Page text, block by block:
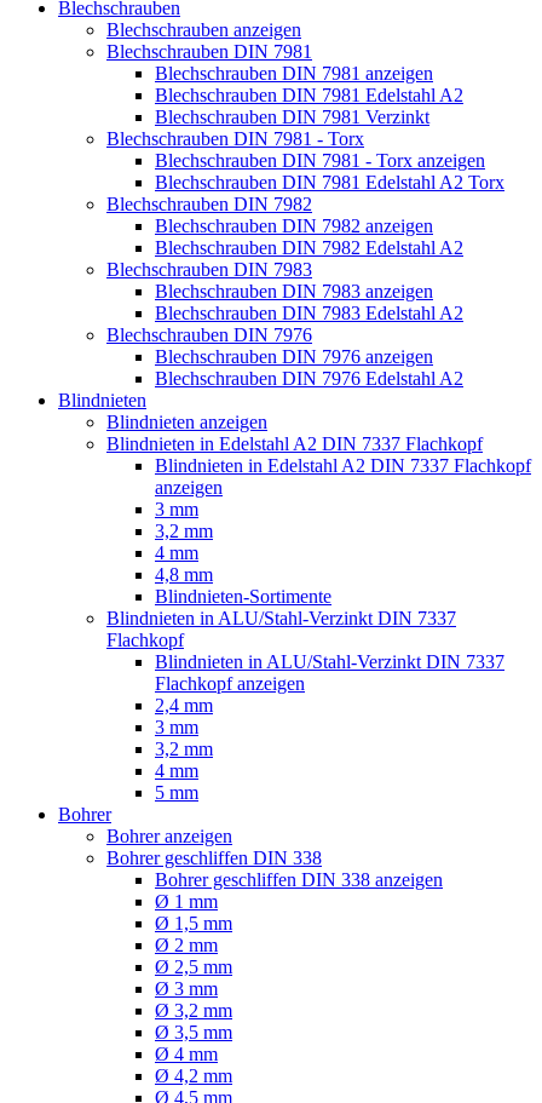
Blechschrauben
Blechschrauben anzeigen
Blechschrauben DIN 7981
Blechschrauben DIN 7981 anzeigen
Blechschrauben DIN 7981 Edelstahl A2
Blechschrauben DIN 7981 Verzinkt
Blechschrauben DIN 7981 - Torx
Blechschrauben DIN 7981 - Torx anzeigen
Blechschrauben DIN 7981 Edelstahl A2 Torx
Blechschrauben DIN 7982
Blechschrauben DIN 7982 anzeigen
Blechschrauben DIN 7982 Edelstahl A2
Blechschrauben DIN 7983
Blechschrauben DIN 7983 anzeigen
Blechschrauben DIN 7983 Edelstahl A2
Blechschrauben DIN 7976
Blechschrauben DIN 7976 anzeigen
Blechschrauben DIN 7976 Edelstahl A2
Blindnieten
Blindnieten anzeigen
Blindnieten in Edelstahl A2 DIN 7337 Flachkopf
Blindnieten in Edelstahl A2 DIN 7337 Flachkopf
anzeigen
3 mm
3,2 mm
4 mm
4,8 mm
Blindnieten-Sortimente
Blindnieten in ALU/Stahl-Verzinkt DIN 7337
Flachkopf
Blindnieten in ALU/Stahl-Verzinkt DIN 7337
Flachkopf anzeigen
2,4 mm
3 mm
3,2 mm
4 mm
5 mm
Bohrer
Bohrer anzeigen
Bohrer geschliffen DIN 338
Bohrer geschliffen DIN 338 anzeigen
Ø 1 mm
Ø 1,5 mm
Ø 2 mm
Ø 2,5 mm
Ø 3 mm
Ø 3,2 mm
Ø 3,5 mm
Ø 4 mm
Ø 4,2 mm
Ø 4,5 mm